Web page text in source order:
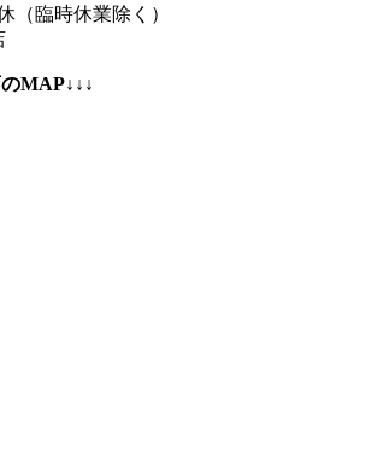
（臨時休業除く）
MAP↓↓↓